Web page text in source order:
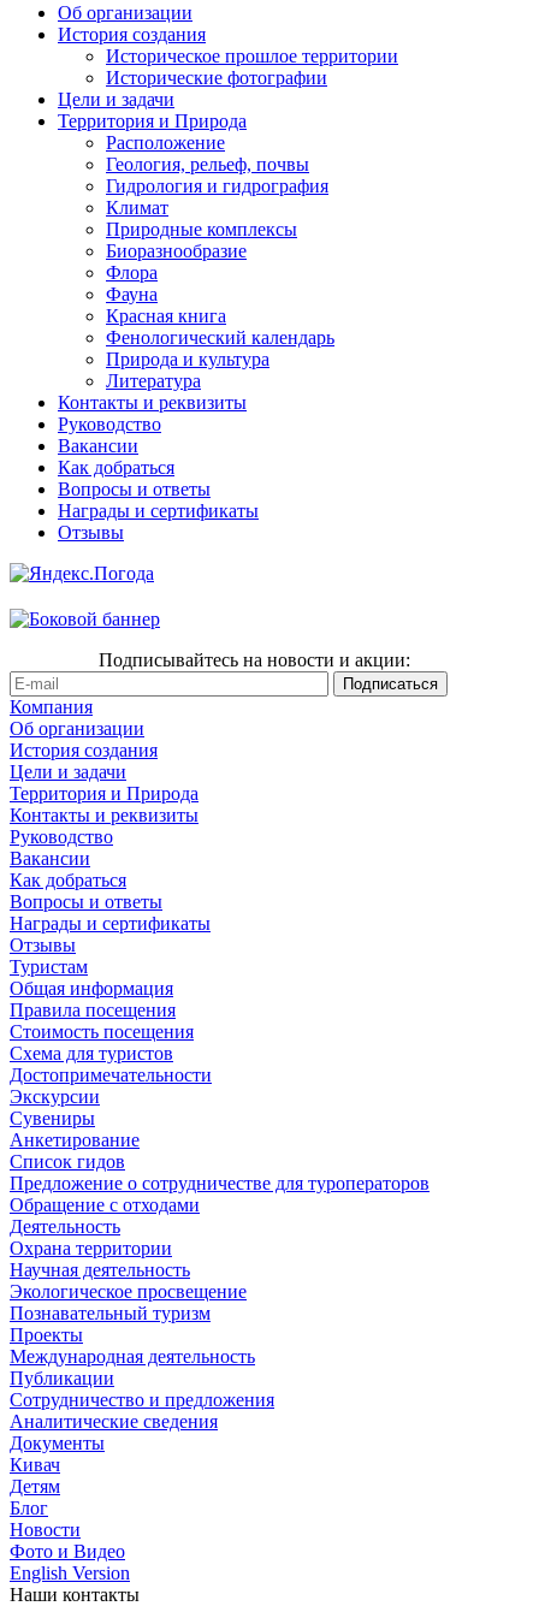
Об организации
История создания
Историческое прошлое территории
Исторические фотографии
Цели и задачи
Территория и Природа
Расположение
Геология, рельеф, почвы
Гидрология и гидрография
Климат
Природные комплексы
Биоразнообразие
Флора
Фауна
Красная книга
Фенологический календарь
Природа и культура
Литература
Контакты и реквизиты
Руководство
Вакансии
Как добраться
Вопросы и ответы
Награды и сертификаты
Отзывы
Подписывайтесь на новости и акции:
Компания
Об организации
История создания
Цели и задачи
Территория и Природа
Контакты и реквизиты
Руководство
Вакансии
Как добраться
Вопросы и ответы
Награды и сертификаты
Отзывы
Туристам
Общая информация
Правила посещения
Стоимость посещения
Схема для туристов
Достопримечательности
Экскурсии
Сувениры
Анкетирование
Список гидов
Предложение о сотрудничестве для туроператоров
Обращение с отходами
Деятельность
Охрана территории
Научная деятельность
Экологическое просвещение
Познавательный туризм
Проекты
Международная деятельность
Публикации
Сотрудничество и предложения
Аналитические сведения
Документы
Кивач
Детям
Блог
Новости
Фото и Видео
English Version
Наши контакты